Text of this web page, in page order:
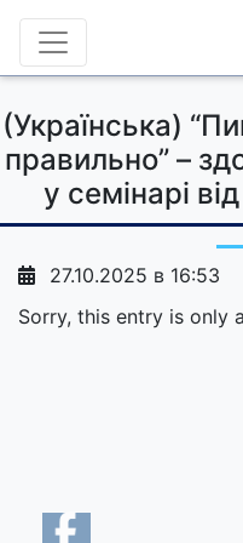
(Українська)
правильно” –
у семінарі
27.10.2025 в 16:53
Sorry, this entry is only